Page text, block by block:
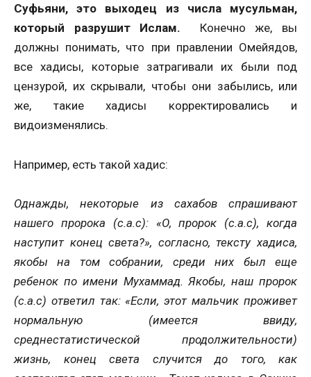
Суфьяни, это выходец из числа мусульман,
который разрушит Ислам.
Конечно же, вы
должны понимать, что при правлении Омейядов,
все хадисы, которые затрагивали их были под
цензурой, их скрывали, чтобы они забылись, или
же, такие хадисы корректировались и
видоизменялись.
Например, есть такой хадис:
Однажды, некоторые из сахабов спрашивают
нашего пророка (с.а.с): «О, пророк (с.а.с), когда
наступит конец света?», согласно, тексту хадиса,
якобы на том собрании, среди них был еще
ребенок по имени Мухаммад. Якобы, наш пророк
(с.а.с) ответил так: «Если, этот мальчик проживет
нормальную (имеется ввиду,
среднестатистической продолжительности)
жизнь, конец света случится до того, как